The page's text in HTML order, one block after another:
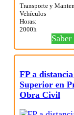
Transporte y
Vehículos
Horas:
2000h
Saber
FP a
Superior en
Obra Civil